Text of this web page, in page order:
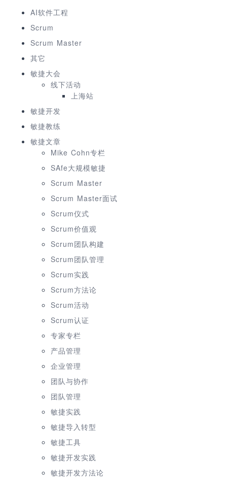
AI软件工程
Scrum
Scrum Master
其它
敏捷大会
线下活动
上海站
敏捷开发
敏捷教练
敏捷文章
Mike Cohn专栏
SAfe大规模敏捷
Scrum Master
Scrum Master面试
Scrum仪式
Scrum价值观
Scrum团队构建
Scrum团队管理
Scrum实践
Scrum方法论
Scrum活动
Scrum认证
专家专栏
产品管理
企业管理
团队与协作
团队管理
敏捷实践
敏捷导入转型
敏捷工具
敏捷开发实践
敏捷开发方法论